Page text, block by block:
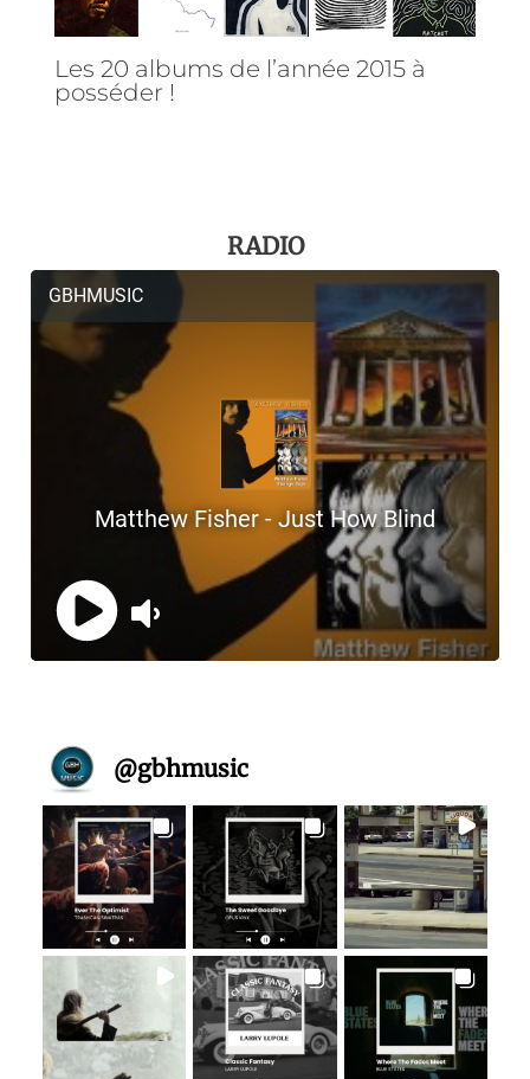
Les 20 albums de l’année 2015 à
posséder !
RADIO
@gbhmusic